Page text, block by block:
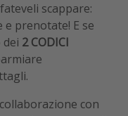
scappare:
e prenotate! E se
2 CODICI
con